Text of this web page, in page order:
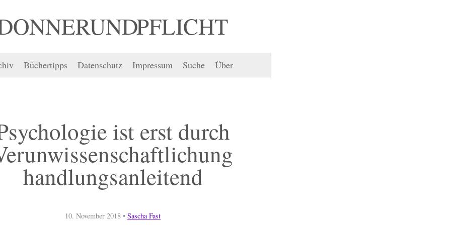
UND PFLICHT
Büchertipps Datenschutz Impressum Suche Über
ist erst durch
handlungsanleitend
10. November 2018 • Sascha Fast